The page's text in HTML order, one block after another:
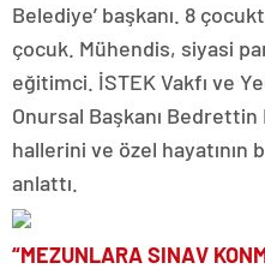
Belediye’ başkanı. 8
çocuk. Mühendis, siyasi
eğitimci. İSTEK Vakfı ve
Onursal Başkanı
hallerini ve özel hayatının
anlattı.
“MEZUNLARA SINAV